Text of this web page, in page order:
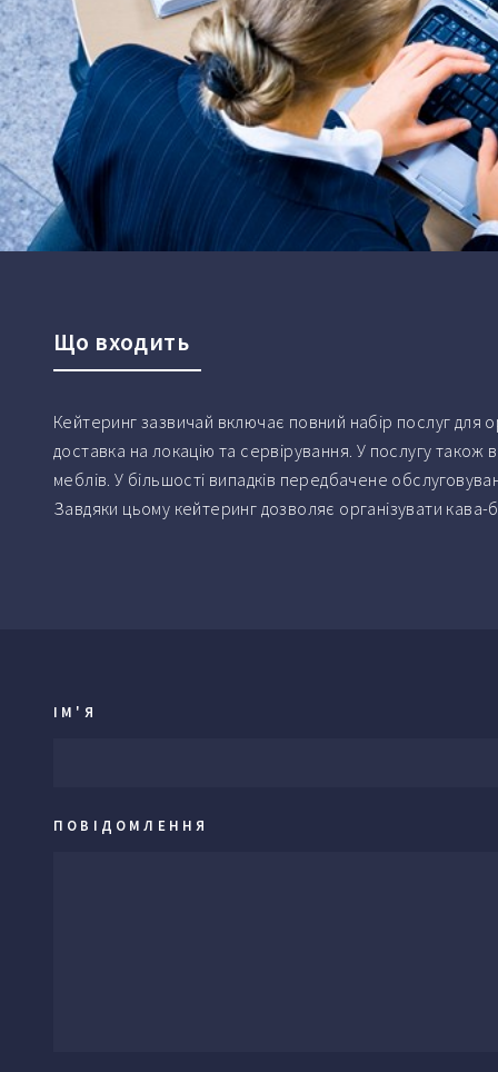
Що входить
Кейтеринг зазвичай включає повний набір послуг для
доставка на локацію та сервірування. У послугу
меблів. У більшості випадків передбачене
Завдяки цьому кейтеринг дозволяє організувати
ІМ'Я
ПОВІДОМЛЕННЯ